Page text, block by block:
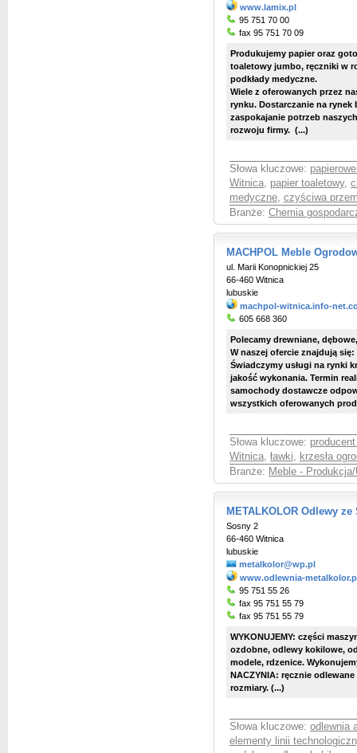
www.lamix.pl
95 751 70 00
fax 95 751 70 09
Produkujemy papier oraz
toaletowy jumbo, ręczniki w
podkłady medyczne.
Wiele z oferowanych przez
rynku. Dostarczanie na
zaspokajanie potrzeb
rozwoju firmy. (...)
Słowa kluczowe:
Witnica, papier toaletowy,
medyczne, czyściwa
Branże: Chemia
MACHPOL Meble
ul. Marii Konopnickiej 25
66-460 Witnica
lubuskie
machpol-witnica.info-
605 668 360
Polecamy drewniane,
W naszej ofercie znajdują się:
Świadczymy usługi na rynki
jakość wykonania. Termin
samochody dostawcze
wszystkich oferowanych
Słowa kluczowe:
Witnica, ławki, krzesła
Branże: Meble - Produkcja/
METALKOLOR Odlewy
Sosny 2
66-460 Witnica
lubuskie
metalkolor@wp.pl
www.odlewnia-
95 751 55 26
fax 95 751 55 79
fax 95 751 55 79
WYKONUJEMY: części
ozdobne, odlewy kokilowe,
modele, rdzenice.
NACZYNIA: ręcznie
rozmiary. (...)
Słowa kluczowe: odlewnia
elementy linii